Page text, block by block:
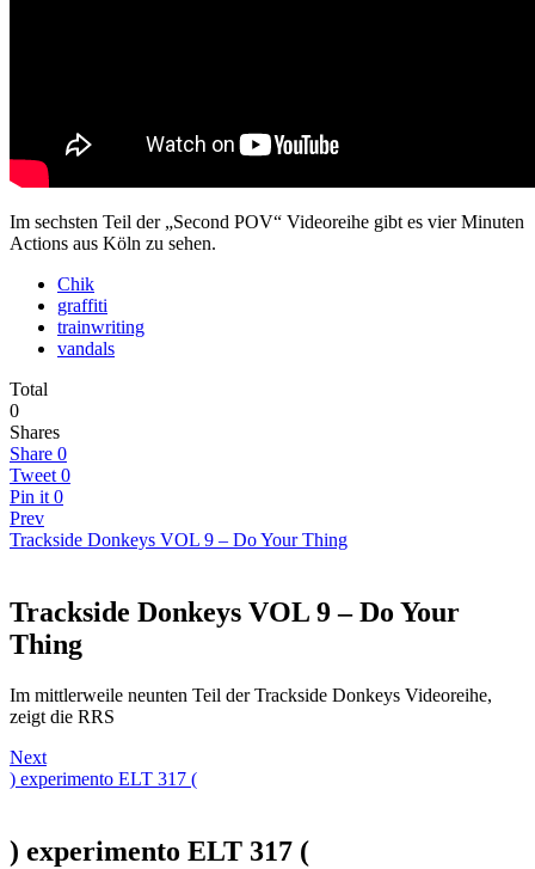
Im sechsten Teil der „Second POV“ Videoreihe gibt es vier Minuten
Actions aus Köln zu sehen.
Chik
graffiti
trainwriting
vandals
Total
0
Shares
Share 0
Tweet 0
Pin it 0
Prev
Trackside Donkeys VOL 9 – Do Your Thing
Trackside Donkeys VOL 9 – Do Your
Thing
Im mittlerweile neunten Teil der Trackside Donkeys Videoreihe,
zeigt die RRS
Next
) experimento ELT 317 (
) experimento ELT 317 (